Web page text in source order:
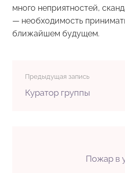
много неприятностей,
— необходимость
ближайшем будущем.
Предыдущая запись
Куратор группы
Пожар в